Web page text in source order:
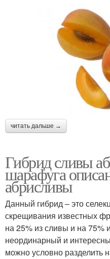
читать дальше →
Гибрид сливы
шарафуга
абрисливы
Данный гибрид – это
скрещивания известных
на 25% из сливы и на 75%
неординарный и
можно условно разделить